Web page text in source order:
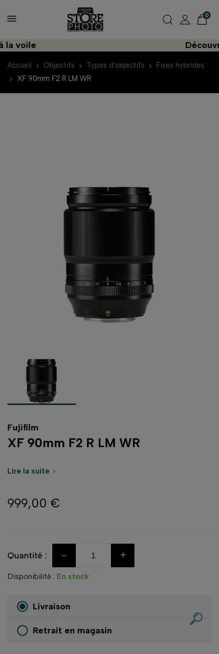
0
Découvrez
Accueil Objectifs Types d'objectifs
Fixes hybrides
XF 90mm F2 R LM WR
Fujifilm
XF 90mm F2 R LM WR
Lire la suite 
999,00 €
Quantité : - +
Disponibilité : En stock
Livraison
Retrait en magasin